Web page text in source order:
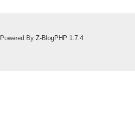
Powered By Z-BlogPHP 1.7.4